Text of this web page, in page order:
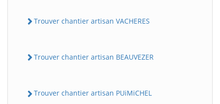
Trouver chantier artisan VACHERES
Trouver chantier artisan BEAUVEZER
Trouver chantier artisan PUiMiCHEL